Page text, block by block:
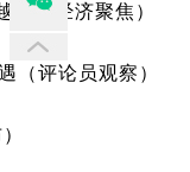
高（经济聚焦）
（评论员观察）